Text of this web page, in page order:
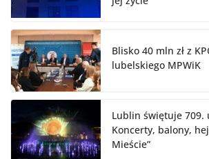
Blisko 40 mln zł z
lubelskiego MPWiK
Lublin świętuje 709.
Koncerty, balony,
Mieście”